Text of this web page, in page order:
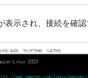
表示され、接続を確認